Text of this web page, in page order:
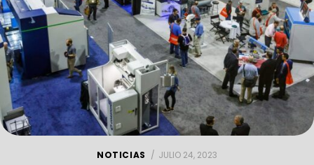
NOTICIAS JULIO 24, 2023